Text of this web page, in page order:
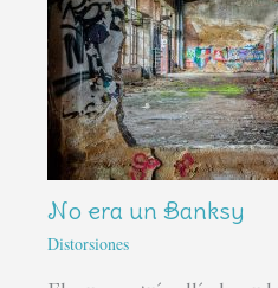
No era un Banksy
Distorsiones